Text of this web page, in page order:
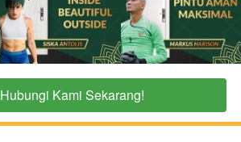
Hubungi Kami Sekarang!